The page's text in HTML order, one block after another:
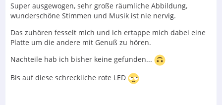
Super ausgewogen, sehr große räumliche Abbildung,
wunderschöne Stimmen und Musik ist nie nervig.
Das zuhören fesselt mich und ich ertappe mich dabei eine
Platte um die andere mit Genuß zu hören.
Nachteile hab ich bisher keine gefunden...
Bis auf diese schreckliche rote LED